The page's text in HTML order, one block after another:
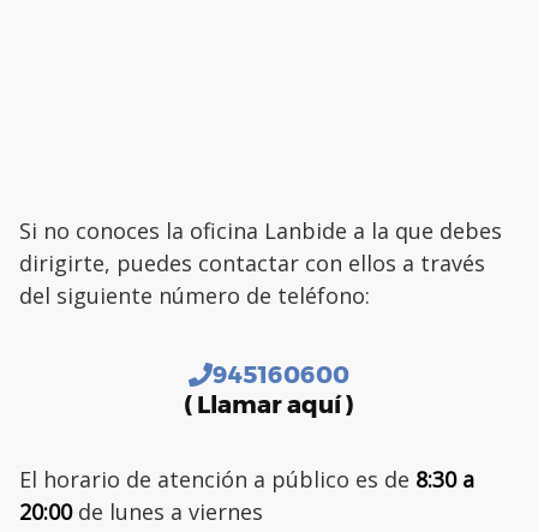
Si no conoces la oficina Lanbide a la que debes
dirigirte, puedes contactar con ellos a través
del siguiente número de teléfono:
945160600
( Llamar aquí )
El horario de atención a público es de 8:30 a
20:00de lunes a viernes